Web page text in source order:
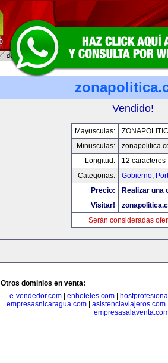
Vendido!
Mayusculas:
Minusculas:
Longitud:
12 caracteres
Categorias:
Gobierno,
Precio:
Realizar una
Visitar!
Serán consideradas
Otros dominios en venta:
e-vendedor.com| enhoteles.com|
empresasnicaragua.com| asistenciaviajeros.com